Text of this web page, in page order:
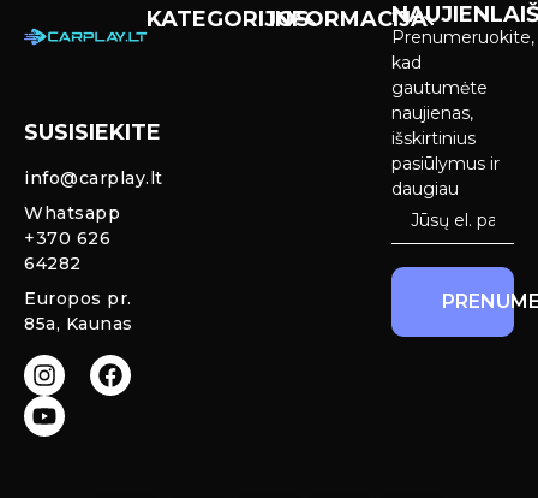
SUSISIEKITE
info@carplay.lt
Whatsapp
+370 626
64282
Europos pr.
85a, Kaunas
KATEGORIJOS
galinio vaizdo
INFORMACIJA
Prenumeruokite,
kad
gautumėte
naujienas,
išskirtinius
pasiūlymus ir
daugiau